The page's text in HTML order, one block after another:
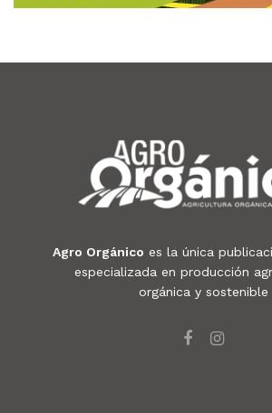
Agro Orgánico es la única
especializada en producción
orgánica y sostenible